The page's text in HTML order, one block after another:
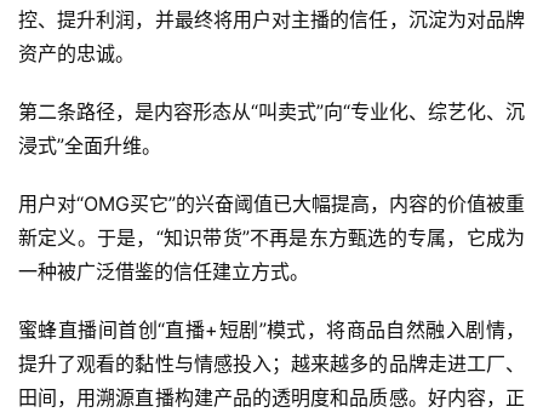
控、提升利润，并最终将用户对主播的信任，沉淀为对品牌
资产的忠诚。
第二条路径，是内容形态从“叫卖式”向“专业化、综艺化、沉
浸式”全面升维。
用户对“OMG买它”的兴奋阈值已大幅提高，内容的价值被重
新定义。于是，“知识带货”不再是东方甄选的专属，它成为
一种被广泛借鉴的信任建立方式。
蜜蜂直播间首创“直播+短剧”模式，将商品自然融入剧情，
提升了观看的黏性与情感投入；越来越多的品牌走进工厂、
田间，用溯源直播构建产品的透明度和品质感。好内容，正